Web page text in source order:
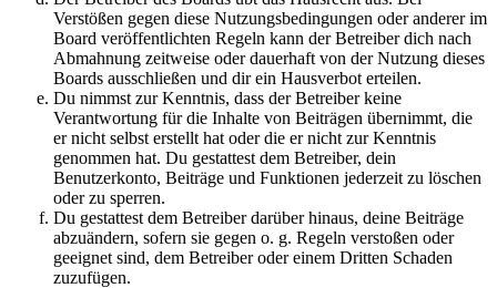
Verstößen gegen diese Nutzungsbedingungen oder anderer im
Board veröffentlichten Regeln kann der Betreiber dich nach
Abmahnung zeitweise oder dauerhaft von der Nutzung dieses
Boards ausschließen und dir ein Hausverbot erteilen.
Du nimmst zur Kenntnis, dass der Betreiber keine
Verantwortung für die Inhalte von Beiträgen übernimmt, die
er nicht selbst erstellt hat oder die er nicht zur Kenntnis
genommen hat. Du gestattest dem Betreiber, dein
Benutzerkonto, Beiträge und Funktionen jederzeit zu löschen
oder zu sperren.
Du gestattest dem Betreiber darüber hinaus, deine Beiträge
abzuändern, sofern sie gegen o. g. Regeln verstoßen oder
geeignet sind, dem Betreiber oder einem Dritten Schaden
zuzufügen.